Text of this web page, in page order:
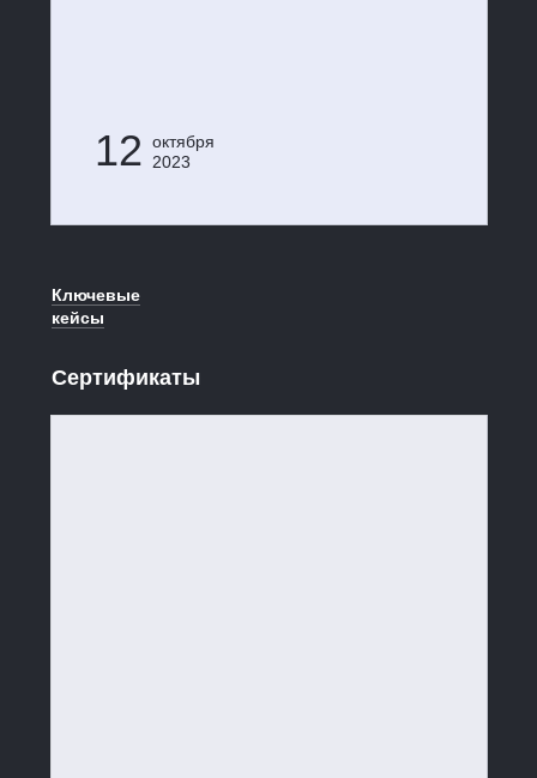
12 октября
2023
Ключевые
кейсы
Сертификаты